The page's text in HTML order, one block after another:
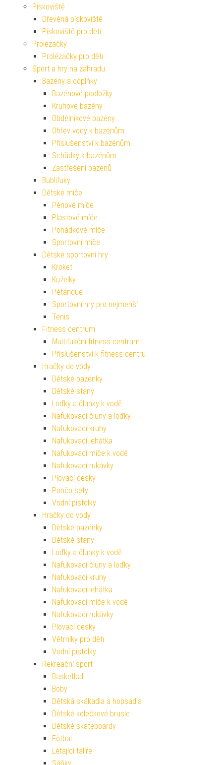
Pískoviště
Dřevěná pískoviště
Pískoviště pro děti
Prolézačky
Prolézačky pro děti
Sport a hry na zahradu
Bazény a doplňky
Bazénové podložky
Kruhové bazény
Obdélníkové bazény
Ohřev vody k bazénům
Příslušenství k bazénům
Schůdky k bazénům
Zastřešení bazénů
Bublifuky
Dětské míče
Pěnové míče
Plastové míče
Pohádkové míče
Sportovní míče
Dětské sportovní hry
Kroket
Kuželky
Pétanque
Sportovní hry pro nejmenší
Tenis
Fitness centrum
Multifukční fitness centrum
Příslušenství k fitness centru
Hračky do vody
Dětské bazénky
Dětské stany
Loďky a člunky k vodě
Nafukovací čluny a loďky
Nafukovací kruhy
Nafukovací lehátka
Nafukovací míče k vodě
Nafukovací rukávky
Plovací desky
Pončo sety
Vodní pistolky
Hračky do vody
Dětské bazénky
Dětské stany
Loďky a člunky k vodě
Nafukovací čluny a loďky
Nafukovací kruhy
Nafukovací lehátka
Nafukovací míče k vodě
Nafukovací rukávky
Plovací desky
Větrníky pro děti
Vodní pistolky
Rekreační sport
Basketbal
Boby
Dětská skákadla a hopsadla
Dětské kolečkové brusle
Dětské skateboardy
Fotbal
Létající talíře